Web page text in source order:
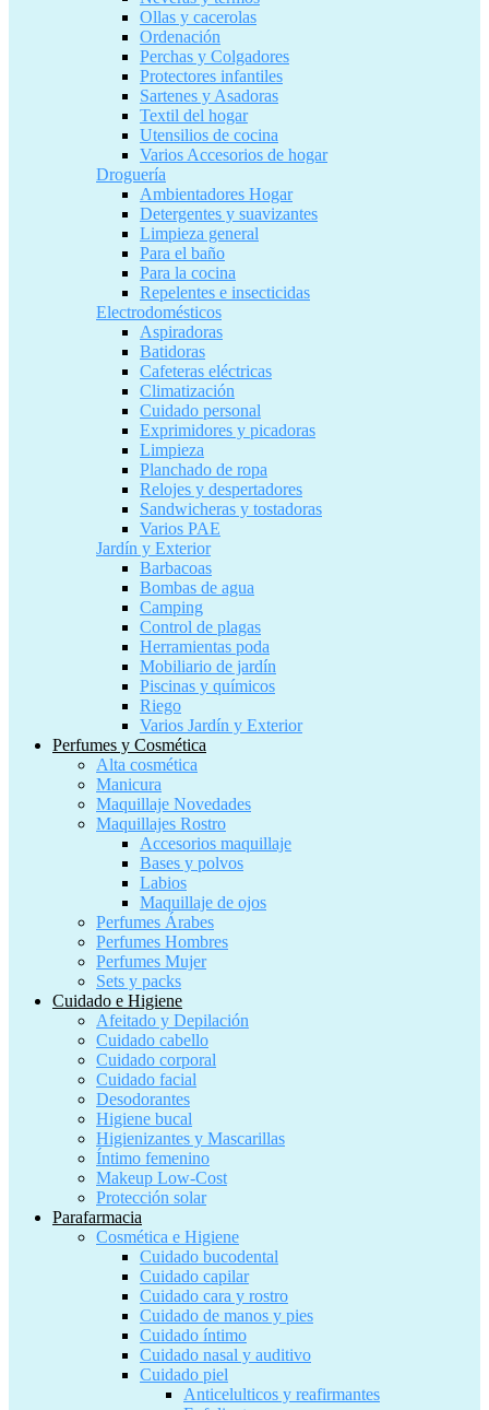
Ollas y cacerolas
Ordenación
Perchas y Colgadores
Protectores infantiles
Sartenes y Asadoras
Textil del hogar
Utensilios de cocina
Varios Accesorios de hogar
Droguería
Ambientadores Hogar
Detergentes y suavizantes
Limpieza general
Para el baño
Para la cocina
Repelentes e insecticidas
Electrodomésticos
Aspiradoras
Batidoras
Cafeteras eléctricas
Climatización
Cuidado personal
Exprimidores y picadoras
Limpieza
Planchado de ropa
Relojes y despertadores
Sandwicheras y tostadoras
Varios PAE
Jardín y Exterior
Barbacoas
Bombas de agua
Camping
Control de plagas
Herramientas poda
Mobiliario de jardín
Piscinas y químicos
Riego
Varios Jardín y Exterior
Perfumes y Cosmética
Alta cosmética
Manicura
Maquillaje Novedades
Maquillajes Rostro
Accesorios maquillaje
Bases y polvos
Labios
Maquillaje de ojos
Perfumes Árabes
Perfumes Hombres
Perfumes Mujer
Sets y packs
Cuidado e Higiene
Afeitado y Depilación
Cuidado cabello
Cuidado corporal
Cuidado facial
Desodorantes
Higiene bucal
Higienizantes y Mascarillas
Íntimo femenino
Makeup Low-Cost
Protección solar
Parafarmacia
Cosmética e Higiene
Cuidado bucodental
Cuidado capilar
Cuidado cara y rostro
Cuidado de manos y pies
Cuidado íntimo
Cuidado nasal y auditivo
Cuidado piel
Anticelulticos y reafirmantes